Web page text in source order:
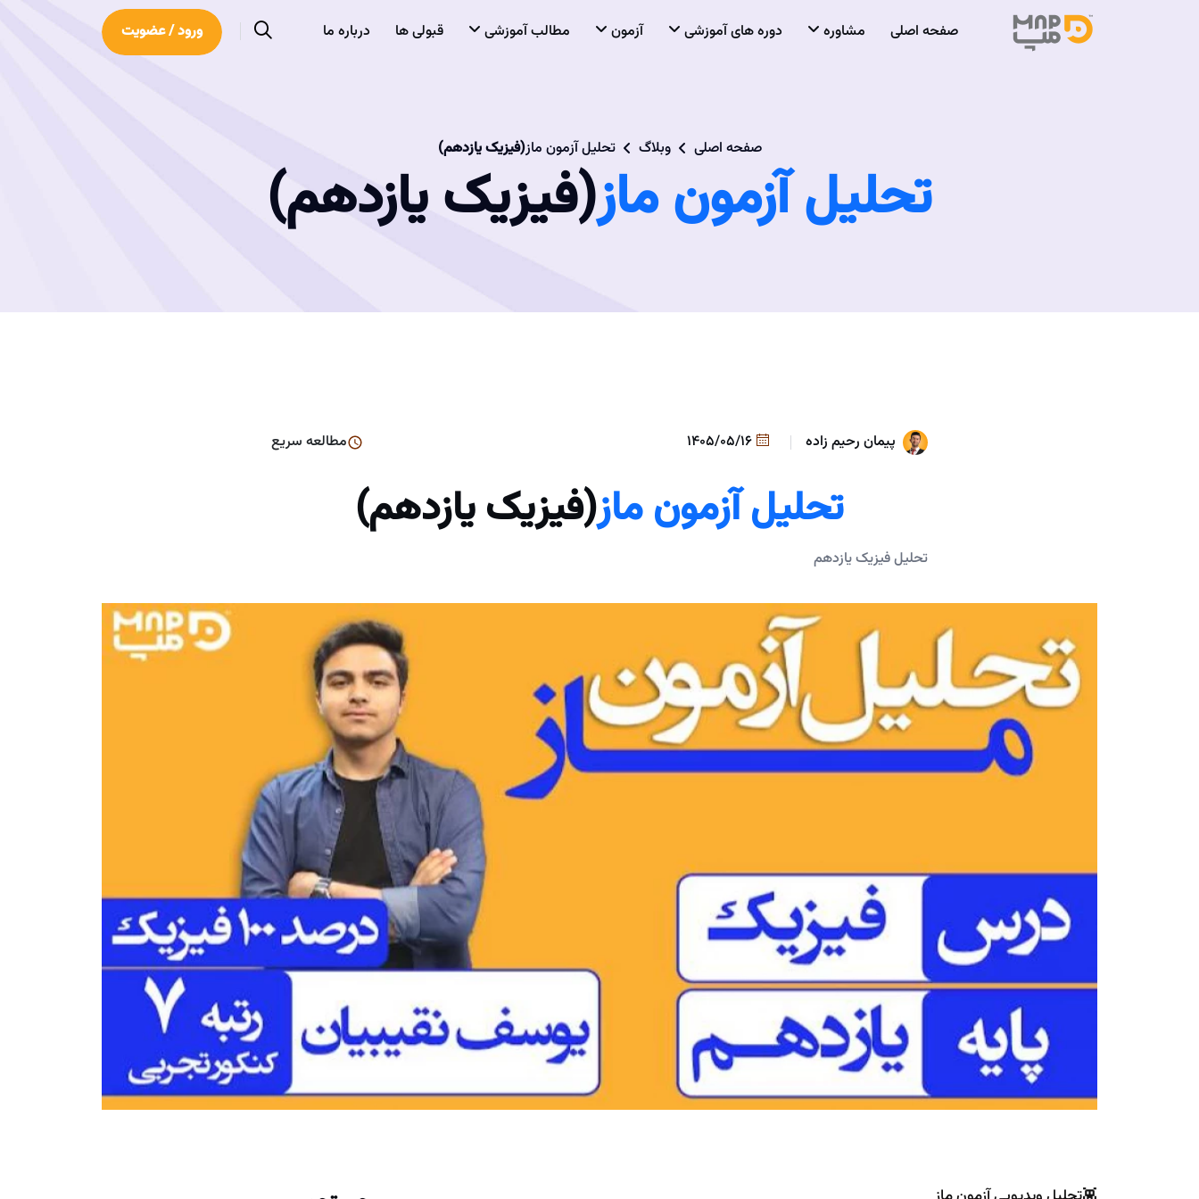
صفحه اصلی مشاوره دوره های آموزشی آزمون مطالب آموزشی قبولی ها درباره ما ورود / عضویت
صفحه اصلی وبلاگ تحلیل آزمون ماز(فیزیک یازدهم)
تحلیل آزمون ماز(فیزیک یازدهم)
پیمان رحیم زاده مطالعه سریع
تحلیل آزمون ماز(فیزیک یازدهم)
تحلیل فیزیک یازدهم